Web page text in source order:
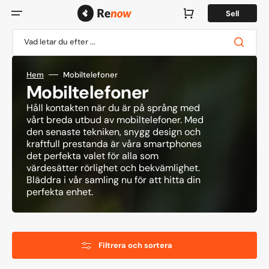
innehåll
Vad letar du efter ...
Varukorg Sell
Hem Mobiltelefoner
Kollektion:
Mobiltelefoner
Håll kontakten när du är på språng med
vårt breda utbud av mobiltelefoner. Med
den senaste tekniken, snygg design och
kraftfull prestanda är våra smartphones
det perfekta valet för alla som
värdesätter rörlighet och bekvämlighet.
Bläddra i vår samling nu för att hitta din
perfekta enhet.
Filtrera och sortera